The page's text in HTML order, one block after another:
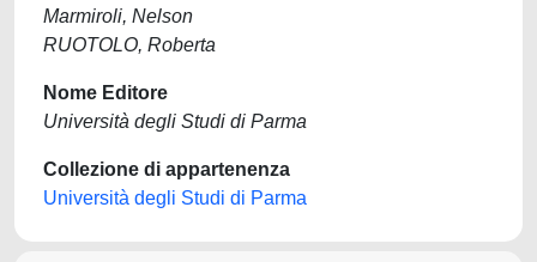
Marmiroli, Nelson
RUOTOLO, Roberta
Nome Editore
Università degli Studi di Parma
Collezione di appartenenza
Università degli Studi di Parma